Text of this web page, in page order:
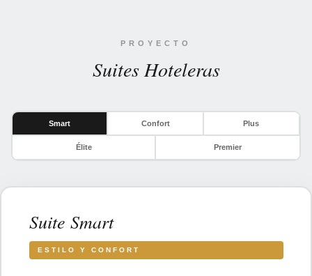
PROYECTO
Suites Hoteleras
Smart Confort Plus
Élite Premier
Suite Smart
ESTILO Y CONFORT